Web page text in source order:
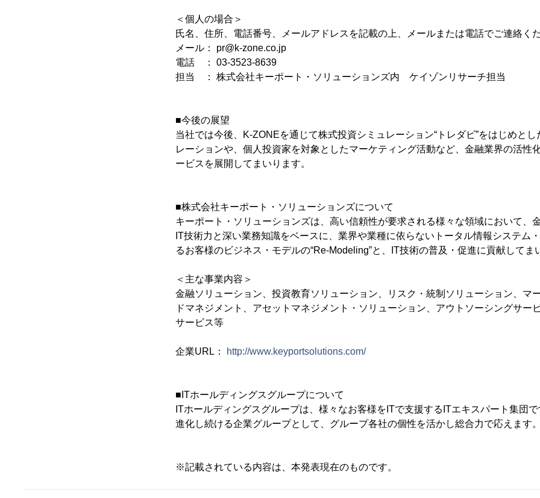
＜個人の場合＞
氏名、住所、電話番号、メールアドレスを記載の上、メールまたは電話でご連絡く
メール： pr@k-zone.co.jp
電話 ： 03-3523-8639
担当 ： 株式会社キーポート・ソリューションズ内 ケイゾンリサーチ担当
■今後の展望
当社では今後、K-ZONEを通じて株式投資シミュレーション“トレダビ”をはじめと
レーションや、個人投資家を対象としたマーケティング活動など、金融業界の活性
ービスを展開してまいります。
■株式会社キーポート・ソリューションズについて
キーポート・ソリューションズは、高い信頼性が要求される様々な領域において、
IT技術力と深い業務知識をベースに、業界や業種に依らないトータル情報システム
るお客様のビジネス・モデルの“Re-Modeling”と、IT技術の普及・促進に貢献してま
＜主な事業内容＞
金融ソリューション、投資教育ソリューション、リスク・統制ソリューション、マ
ドマネジメント、アセットマネジメント・ソリューション、アウトソーシングサー
サービス等
企業URL： http://www.keyportsolutions.com/
■ITホールディングスグループについて
ITホールディングスグループは、様々なお客様をITで支援するITエキスパート集団
進化し続ける企業グループとして、グループ各社の個性を活かし総合力で応えます
※記載されている内容は、本発表現在のものです。